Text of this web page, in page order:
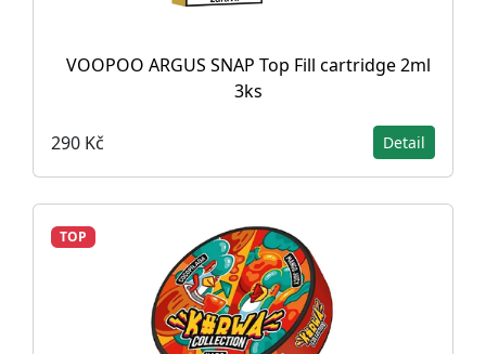
VOOPOO ARGUS SNAP Top Fill cartridge 2ml
3ks
290 Kč Detail
TOP